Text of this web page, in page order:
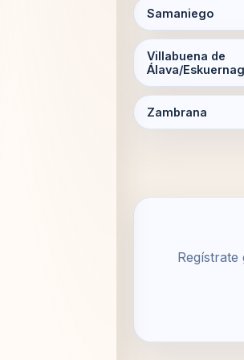
Samaniego
Villabuena de
Álava/
Zambrana